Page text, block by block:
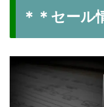
＊＊セール